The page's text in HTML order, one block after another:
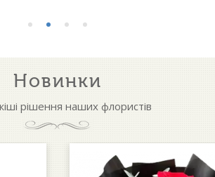
Новинки
рішення наших флористів